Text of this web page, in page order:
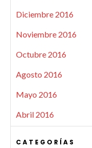
Diciembre 2016
Noviembre 2016
Octubre 2016
Agosto 2016
Mayo 2016
Abril 2016
CATEGORÍAS